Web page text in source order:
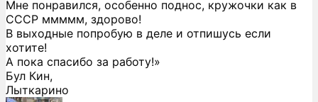
Мне понравился, особенно поднос, кружочки как в
СССР ммммм, здорово!
В выходные попробую в деле и отпишусь если
хотите!
А пока спасибо за работу!»
Бул Кин,
Лыткарино